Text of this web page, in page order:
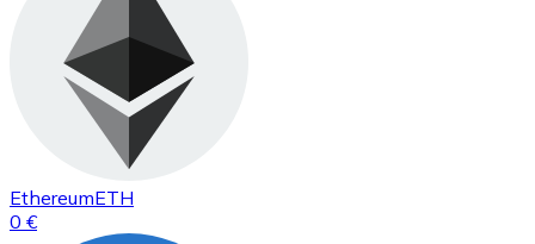
EthereumETH
0 €